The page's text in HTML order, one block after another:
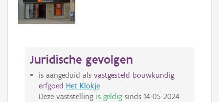
Juridische gevolgen
is aangeduid als vastgesteld bouwkundig
erfgoed Het Klokje
Deze vaststelling is geldigsinds 14-05-2024